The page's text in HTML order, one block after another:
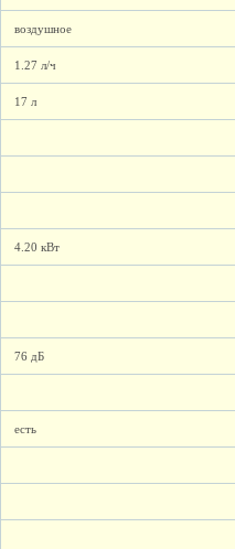
воздушное
1.27 л/ч
17 л
4.20 кВт
76 дБ
есть